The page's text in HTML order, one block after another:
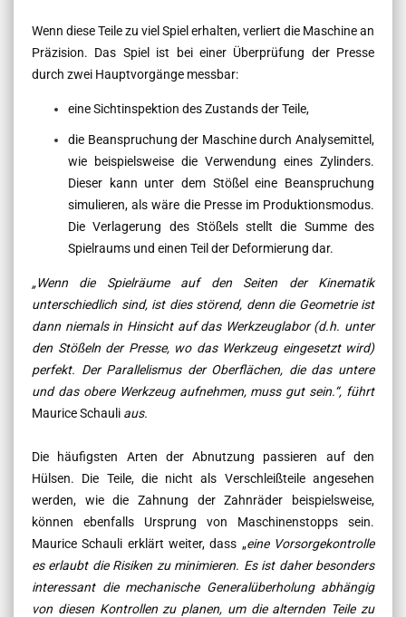
Wenn diese Teile zu viel Spiel erhalten, verliert die Maschine an
Präzision. Das Spiel ist bei einer Überprüfung der Presse
durch zwei Hauptvorgänge messbar:
eine Sichtinspektion des Zustands der Teile,
die Beanspruchung der Maschine durch Analysemittel,
wie beispielsweise die Verwendung eines Zylinders.
Dieser kann unter dem Stößel eine Beanspruchung
simulieren, als wäre die Presse im Produktionsmodus.
Die Verlagerung des Stößels stellt die Summe des
Spielraums und einen Teil der Deformierung dar.
„Wenn die Spielräume auf den Seiten der Kinematik
unterschiedlich sind, ist dies störend, denn die Geometrie ist
dann niemals in Hinsicht auf das Werkzeuglabor (d.h. unter
den Stößeln der Presse, wo das Werkzeug eingesetzt wird)
perfekt. Der Parallelismus der Oberflächen, die das untere
und das obere Werkzeug aufnehmen, muss gut sein.“, führt
Maurice Schauli aus.
Die häufigsten Arten der Abnutzung passieren auf den
Hülsen. Die Teile, die nicht als Verschleißteile angesehen
werden, wie die Zahnung der Zahnräder beispielsweise,
können ebenfalls Ursprung von Maschinenstopps sein.
Maurice Schauli erklärt weiter, dass „eine Vorsorgekontrolle
es erlaubt die Risiken zu minimieren. Es ist daher besonders
interessant die mechanische Generalüberholung abhängig
von diesen Kontrollen zu planen, um die alternden Teile zu